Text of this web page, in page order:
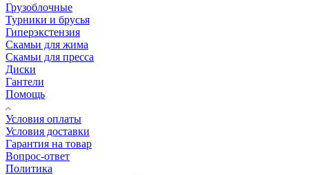
Грузоблочные
Турники и брусья
Гиперэкстензия
Скамьи для жима
Скамьи для пресса
Диски
Гантели
Помощь
Условия оплаты
Условия доставки
Гарантия на товар
Вопрос-ответ
Политика